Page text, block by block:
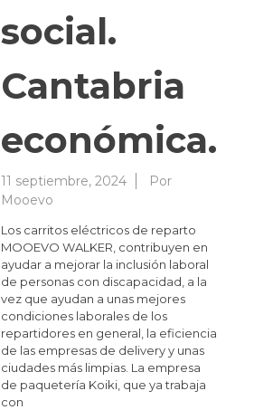
social.
Cantabria
económica.
11 septiembre, 2024
Por
Mooevo
Los carritos eléctricos de reparto
MOOEVO WALKER, contribuyen en
ayudar a mejorar la inclusión laboral
de personas con discapacidad, a la
vez que ayudan a unas mejores
condiciones laborales de los
repartidores en general, la eficiencia
de las empresas de delivery y unas
ciudades más limpias. La empresa
de paquetería Koiki, que ya trabaja
con